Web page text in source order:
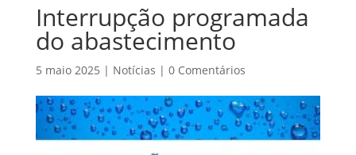
Interrupção programada
do abastecimento
5 maio 2025 | Notícias | 0 Comentários